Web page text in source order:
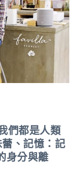
們都是人類
、記憶：記
身分與離